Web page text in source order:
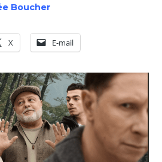
Boucher
X E-mail